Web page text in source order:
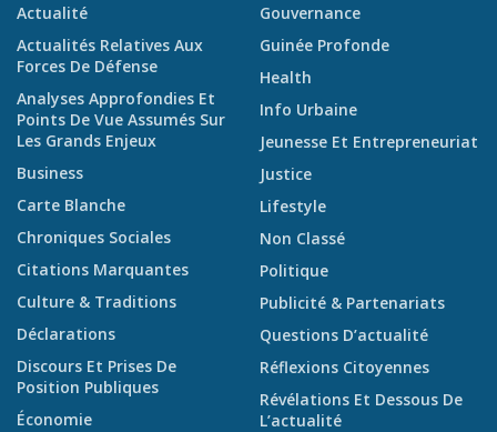
Actualité
Actualités Relatives Aux
Forces De Défense
Analyses Approfondies Et
Points De Vue Assumés Sur
Les Grands Enjeux
Business
Carte Blanche
Chroniques Sociales
Citations Marquantes
Culture & Traditions
Déclarations
Discours Et Prises De
Position Publiques
Économie
Gouvernance
Guinée Profonde
Health
Info Urbaine
Jeunesse Et Entrepreneuriat
Justice
Lifestyle
Non Classé
Politique
Publicité & Partenariats
Questions D’actualité
Réflexions Citoyennes
Révélations Et Dessous De
L’actualité